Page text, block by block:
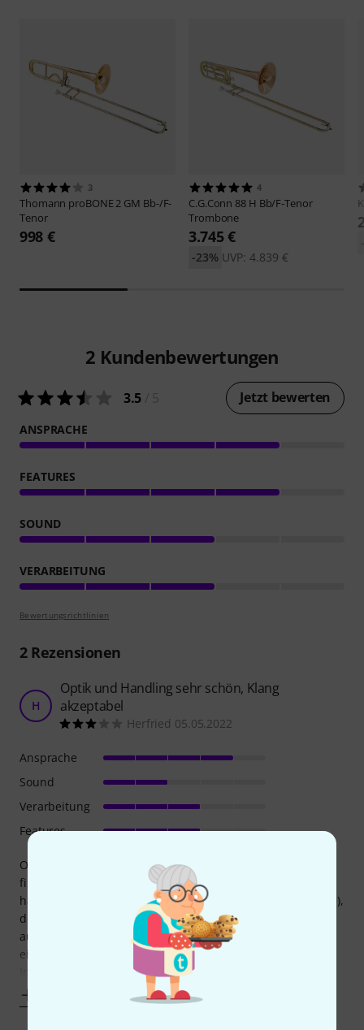
3
Thomann proBONE 2 GM Bb-/F-
Tenor
998 €
4
C.G.Conn 88 H Bb/F-Tenor
Trombone
3.745 €
UVP: 4.839 €
-23%
2 Kundenbewertungen
3.5 Jetzt bewerten
ANSPRACHE
FEATURES
SOUND
VERARBEITUNG
Bewertungsrichtlinien
2Rezensionen
H
Optik und Handling sehr schön, Klang
akzeptabel
Herfried 05.05.2022
Optisch gefällt mir die Posaune sehr gut, sie wirkt eher
filigran, liegt mir auch gut in der Hand (in bin 180 große,
habe aber eher breite Hände bzw. eine große Handspanne),
der Ventilhebel ist angenehm gelegen und leichtgängig,
auch der Zug. Der Klang war für sich genommen erst
einmal ansprechend, im Vergleich zu anderen getesteten
Instrumenten in der Preisklasse bis
Ansprache
Sound
Verarbeitung
Features